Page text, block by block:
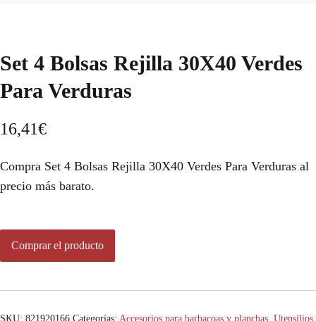
Set 4 Bolsas Rejilla 30X40 Verdes
Para Verduras
16,41€
Compra Set 4 Bolsas Rejilla 30X40 Verdes Para Verduras al
precio más barato.
Comprar el producto
SKU: 821920166 Categorías: Accesorios para barbacoas y planchas, Utensilios